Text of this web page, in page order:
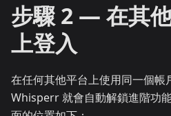
步驟 2 — 在其
上登入
在任何其他平台上使用同一個帳
Whisperr 就會自動解鎖進階功